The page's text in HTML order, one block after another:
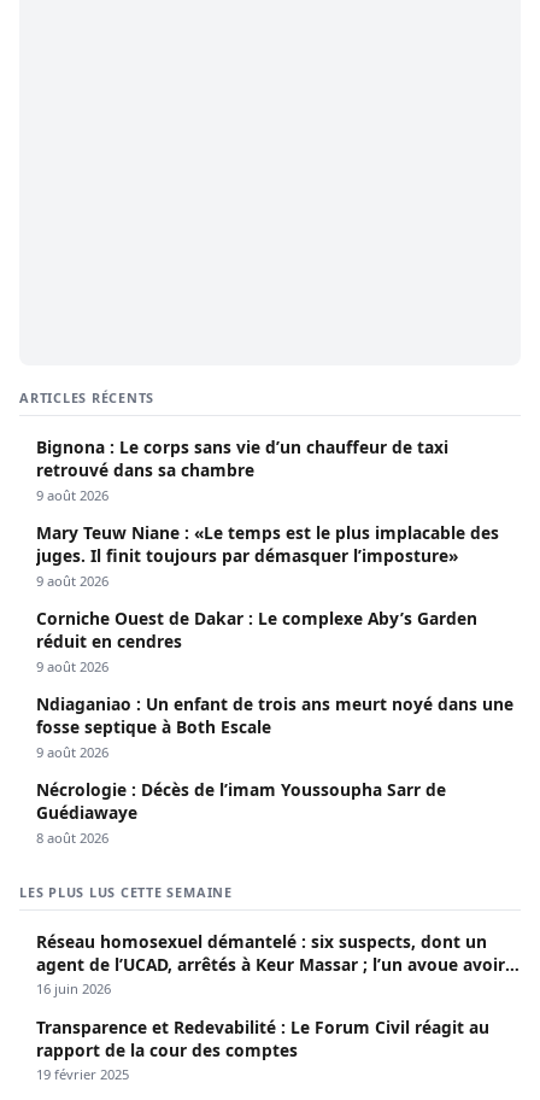
ARTICLES RÉCENTS
Bignona : Le corps sans vie d’un chauffeur de taxi
retrouvé dans sa chambre
9 août 2026
Mary Teuw Niane : «Le temps est le plus implacable des
juges. Il finit toujours par démasquer l’imposture»
9 août 2026
Corniche Ouest de Dakar : Le complexe Aby’s Garden
réduit en cendres
9 août 2026
Ndiaganiao : Un enfant de trois ans meurt noyé dans une
fosse septique à Both Escale
9 août 2026
Nécrologie : Décès de l’imam Youssoupha Sarr de
Guédiawaye
8 août 2026
LES PLUS LUS CETTE SEMAINE
Réseau homosexuel démantelé : six suspects, dont un
agent de l’UCAD, arrêtés à Keur Massar ; l’un avoue avoir
propagé le VIH depuis 2018
16 juin 2026
Transparence et Redevabilité : Le Forum Civil réagit au
rapport de la cour des comptes
19 février 2025